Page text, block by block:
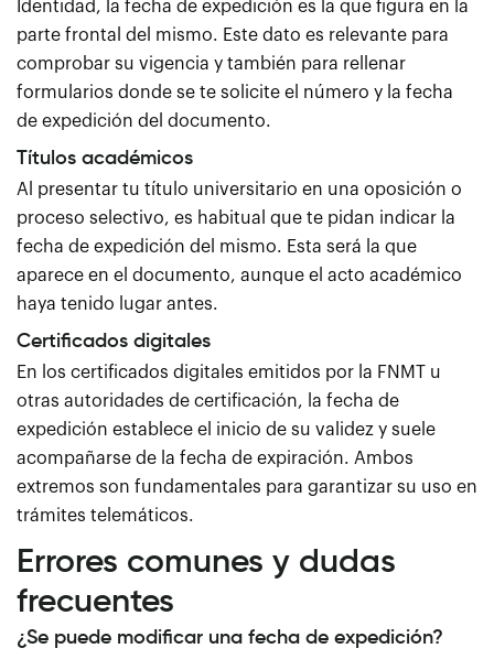
Identidad, la fecha de expedición es la que figura en la
parte frontal del mismo. Este dato es relevante para
comprobar su vigencia y también para rellenar
formularios donde se te solicite el número y la fecha
de expedición del documento.
Títulos académicos
Al presentar tu título universitario en una oposición o
proceso selectivo, es habitual que te pidan indicar la
fecha de expedición del mismo. Esta será la que
aparece en el documento, aunque el acto académico
haya tenido lugar antes.
Certificados digitales
En los certificados digitales emitidos por la FNMT u
otras autoridades de certificación, la fecha de
expedición establece el inicio de su validez y suele
acompañarse de la fecha de expiración. Ambos
extremos son fundamentales para garantizar su uso en
trámites telemáticos.
Errores comunes y dudas
frecuentes
¿Se puede modificar una fecha de expedición?